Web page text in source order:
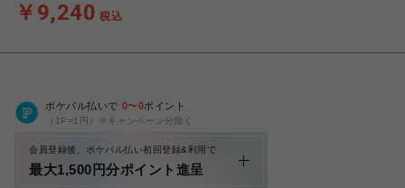
￥9,240 税込
ポケパル払いで 0〜0ポイント
（1P=1円）※キャンペーン分除く
会員登録後、ポケパル払い初回登録&利用で
最大1,500円分ポイント進呈